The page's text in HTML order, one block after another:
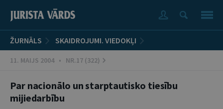
ŽURNĀLS SKAIDROJUMI. VIEDOKĻI
11. MAIJS 2004 • NR.17 (322)
Par nacionālo un starptautisko tiesību
mijiedarbību